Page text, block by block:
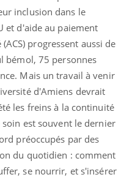
inclusion dans le
et d'aide au paiement
progressent aussi de
bémol, 75 personnes
Mais un travail à venir
d'Amiens devrait
les freins à la continuité
est souvent le dernier
préoccupés par des
du quotidien : comment
se nourrir, et s'insérer